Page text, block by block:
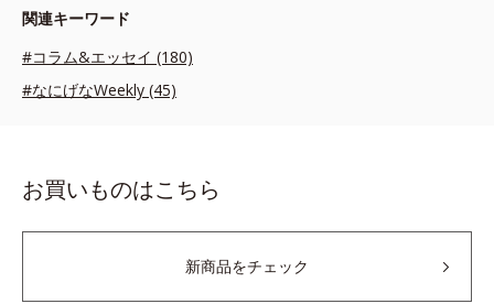
関連キーワード
#コラム&エッセイ (180)
#なにげなWeekly (45)
お買いものはこちら
新商品をチェック